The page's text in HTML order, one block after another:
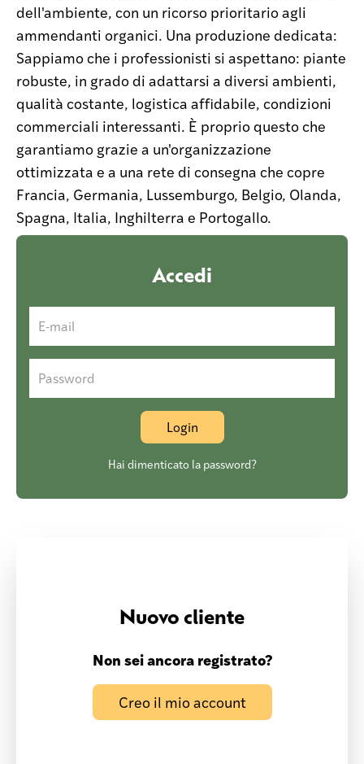
dell'ambiente, con un ricorso prioritario agli
ammendanti organici. Una produzione dedicata:
Sappiamo che i professionisti si aspettano: piante
robuste, in grado di adattarsi a diversi ambienti,
qualità costante, logistica affidabile, condizioni
commerciali interessanti. È proprio questo che
garantiamo grazie a un'organizzazione
ottimizzata e a una rete di consegna che copre
Francia, Germania, Lussemburgo, Belgio, Olanda,
Spagna, Italia, Inghilterra e Portogallo.
Accedi
E-mail
Password
Hai dimenticato la password?
Nuovo cliente
Non sei ancora registrato?
Creo il mio account